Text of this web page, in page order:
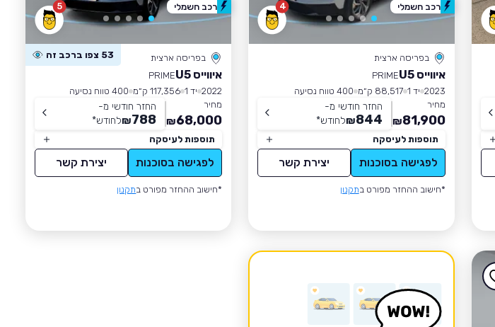
4
בפריסה ארצית
איווייס U5
PRIME
2023 יד 1 88,517 ק״מ
400 טווח נסיעה
מחיר
81,900
₪
החזר חודשי מ-
844
₪לחודש*
תוספות לעיסקה
לפגישה בסוכנות יצירת קשר
*חישוב ההחזר מפורט בתקנון
רכב חשמלי 5
בפריסה ארצית 53 צפו ברכב זה
איווייס U5
PRIME
2022 יד 1 117,356 ק״מ
400 טווח נסיעה
מחיר
68,000
₪
החזר חודשי מ-
788
₪לחודש*
תוספות לעיסקה
לפגישה בסוכנות יצירת קשר
*חישוב ההחזר מפורט בתקנון
רכב חשמלי